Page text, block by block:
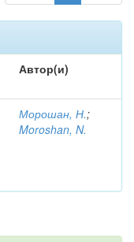
Автор(и)
Морошан, Н.;
Moroshan, N.